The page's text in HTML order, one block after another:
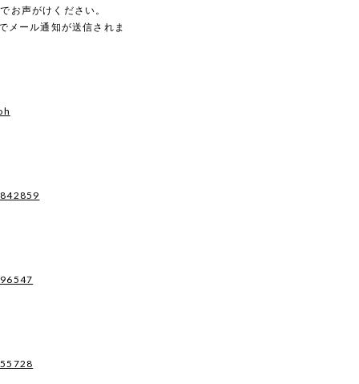
お声がけください。
メール通知が送信されま